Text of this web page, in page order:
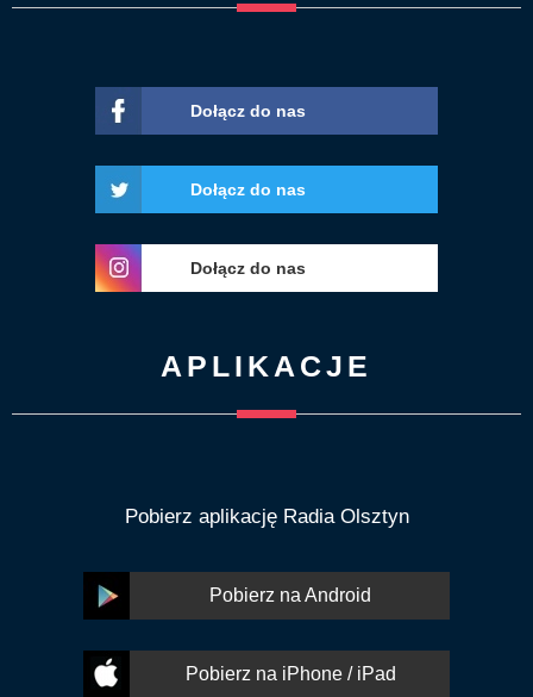
Dołącz do nas
Dołącz do nas
Dołącz do nas
APLIKACJE
Pobierz aplikację Radia Olsztyn
Pobierz na Android
Pobierz na iPhone / iPad